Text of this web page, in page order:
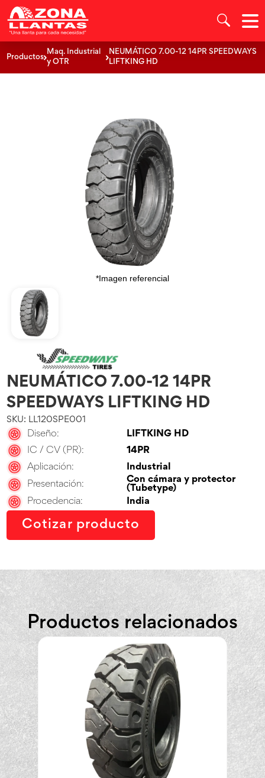
Productos
Maq. Industrial
y OTR
NEUMÁTICO 7.00-12 14PR SPEEDWAYS
LIFTKING HD
*Imagen referencial
NEUMÁTICO 7.00-12 14PR
SPEEDWAYS LIFTKING HD
SKU: LL120SPE001
Diseño:
LIFTKING HD
IC / CV (PR):
14PR
Aplicación:
Industrial
Presentación:
Con cámara y protector
(Tubetype)
Procedencia:
India
Cotizar producto
Productos relacionados